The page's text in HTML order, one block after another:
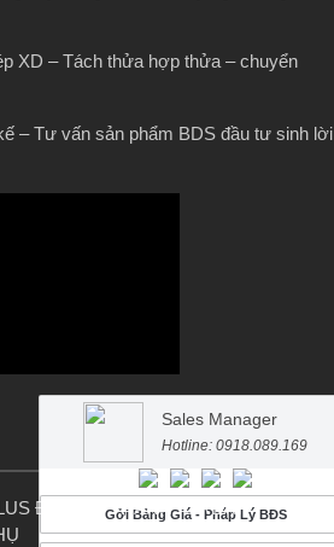
Sales Manager
Hotline: 0918.089.169
Gởi Bảng Giá - Pháp Lý BĐS
XD – Tách thửa hợp thửa – chuyển
– Tư vấn sản phẩm BDS đầu tư sinh lời
ĐỂ TRỞ THÀNH “GREAT